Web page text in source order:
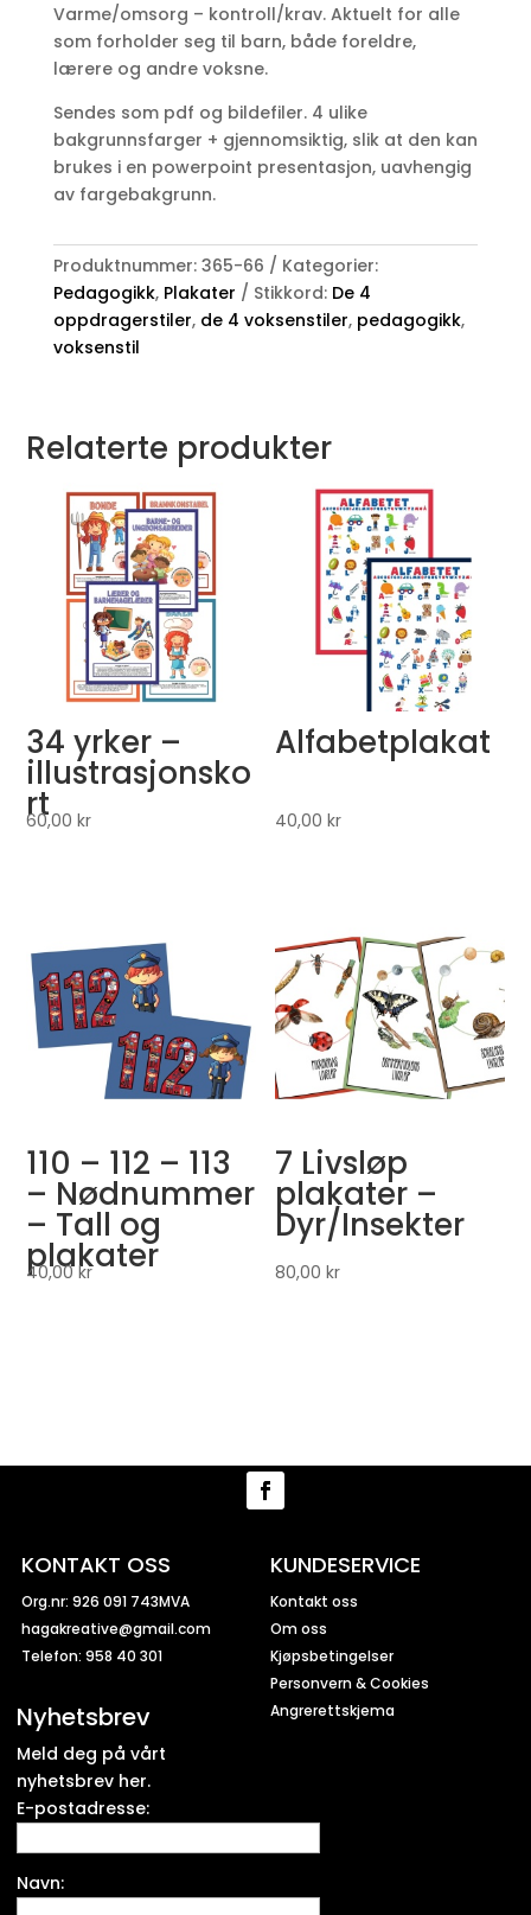
Varme/omsorg – kontroll/krav. Aktuelt for alle
som forholder seg til barn, både foreldre,
lærere og andre voksne.
Sendes som pdf og bildefiler. 4 ulike
bakgrunnsfarger + gjennomsiktig, slik at den kan
brukes i en powerpoint presentasjon, uavhengig
av fargebakgrunn.
Produktnummer: 365-66
Kategorier:
Pedagogikk, Plakater Stikkord: De 4
oppdragerstiler, de 4 voksenstiler, pedagogikk,
voksenstil
Relaterte produkter
34 yrker –
illustrasjonsko
rt
60,00kr
Alfabetplakat
40,00kr
110 – 112 – 113
– Nødnummer
– Tall og
plakater
40,00kr
7 Livsløp
plakater –
Dyr/Insekter
80,00kr
KONTAKT OSS
Org.nr: 926 091 743MVA
hagakreative@gmail.com
Telefon: 958 40 301
Nyhetsbrev
Meld deg på vårt
nyhetsbrev her.
E-postadresse:
Navn:
KUNDESERVICE
Kontakt oss
Om oss
Kjøpsbetingelser
Personvern & Cookies
Angrerettskjema